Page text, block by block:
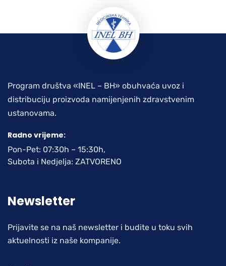
Program društva «INEL – BH» obuhvaća uvoz i
distribuciju proizvoda namijenjenih zdravstvenim
ustanovama.
Radno vrijeme:
Pon-Pet: 07:30h – 15:30h,
Subota i Nedjelja: ZATVORENO
Newsletter
Prijavite se na naš newsletter i budite u toku svih
aktuelnosti iz naše kompanije.